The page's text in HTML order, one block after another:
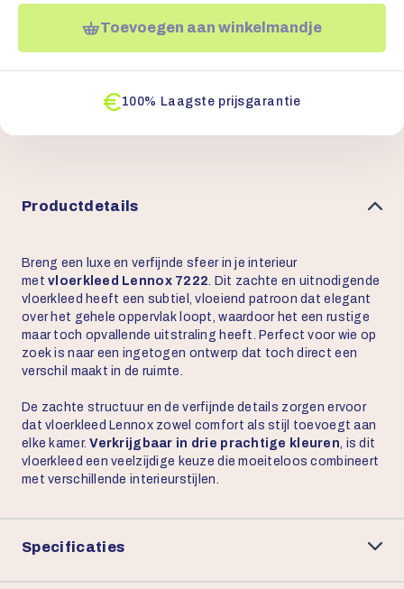
Toevoegen aan winkelmandje
100% Laagste prijsgarantie
Productdetails
Breng een luxe en verfijnde sfeer in je interieur
metvloerkleed Lennox 7222. Dit zachte en uitnodigende
vloerkleed heeft een subtiel, vloeiend patroon dat elegant
over het gehele oppervlak loopt, waardoor het een rustige
maar toch opvallende uitstraling heeft. Perfect voor wie op
zoek is naar een ingetogen ontwerp dat toch direct een
verschil maakt in de ruimte.
De zachte structuur en de verfijnde details zorgen ervoor
dat vloerkleed Lennox zowel comfort als stijl toevoegt aan
elke kamer.Verkrijgbaar in drie prachtige kleuren, is dit
vloerkleed een veelzijdige keuze die moeiteloos combineert
met verschillende interieurstijlen.
Specificaties